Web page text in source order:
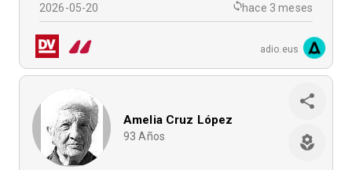
2026-05-20 hace 3 meses
adio.eus
Amelia Cruz López
93 Años